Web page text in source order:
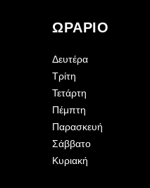
ΩΡΑΡΙΟ
Δευτέρα
Τρίτη
Τετάρτη
Πέμπτη
Παρασκευή
Σάββατο
Κυριακή